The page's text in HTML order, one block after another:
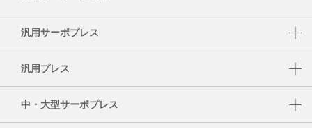
汎用サーボプレス
DSF-C1-A
DSF-N2-4000A
汎用プレス
NC2-E
中・大型サーボプレス